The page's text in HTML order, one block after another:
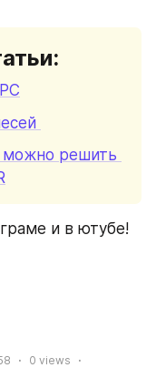
можно решить
и в ютубе!
0 views